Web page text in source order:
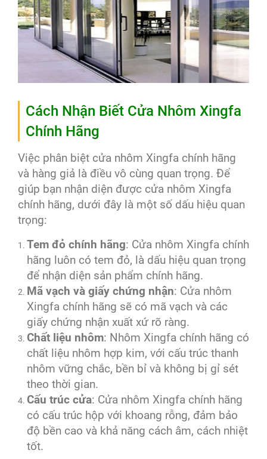
Cách Nhận Biết Cửa Nhôm Xingfa
Chính Hãng
Việc phân biệt cửa nhôm Xingfa chính hãng
và hàng giả là điều vô cùng quan trọng. Để
giúp bạn nhận diện được cửa nhôm Xingfa
chính hãng, dưới đây là một số dấu hiệu quan
trọng:
Tem đỏ chính hãng: Cửa nhôm Xingfa chính
hãng luôn có tem đỏ, là dấu hiệu quan trọng
để nhận diện sản phẩm chính hãng.
Mã vạch và giấy chứng nhận: Cửa nhôm
Xingfa chính hãng sẽ có mã vạch và các
giấy chứng nhận xuất xứ rõ ràng.
Chất liệu nhôm: Nhôm Xingfa chính hãng có
chất liệu nhôm hợp kim, với cấu trúc thanh
nhôm vững chắc, bền bỉ và không bị gỉ sét
theo thời gian.
Cấu trúc cửa: Cửa nhôm Xingfa chính hãng
có cấu trúc hộp với khoang rỗng, đảm bảo
độ bền cao và khả năng cách âm, cách nhiệt
tốt.